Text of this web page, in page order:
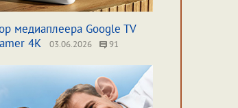
медиаплеера Google TV
4K
03.06.2026 91